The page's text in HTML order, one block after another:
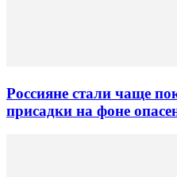
Россияне стали чаще
присадки на фоне